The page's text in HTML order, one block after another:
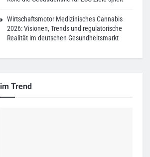
Wirtschaftsmotor Medizinisches Cannabis
2026: Visionen, Trends und regulatorische
Realität im deutschen Gesundheitsmarkt
im Trend